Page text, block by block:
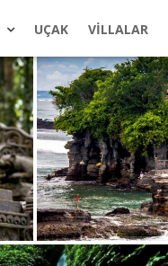
UÇAK VILLALAR